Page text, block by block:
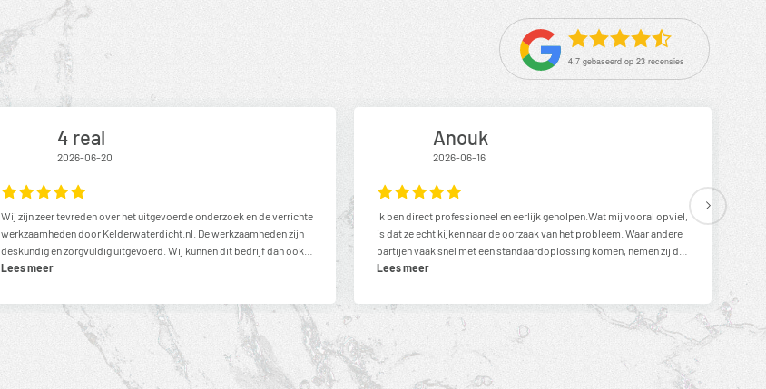
4.7 gebaseerd op 23 recensies
Wij zijn zeer tevreden over het uitgevoerde onderzoek en de verrichte
werkzaamheden door Kelderwaterdicht.nl. De werkzaamheden zijn
deskundig en zorgvuldig uitgevoerd. Wij kunnen dit bedrijf dan ook
van harte aanbevelen.Met vriendelijke groet,Cloe livia,
Lees meer
4 real
2026-06-20
Ik ben direct professioneel en eerlijk geholpen.Wat mij vooral opviel,
is dat ze echt kijken naar de oorzaak van het probleem. Waar andere
partijen vaak snel met een standaardoplossing komen, nemen zij de
tijd voor een gedegen analyse en denken ze mee richting een
vertrouwen in hun aanpak.Zeker een aanrader bij vocht- of
lekkageproblemen!
Lees meer
Anouk
2026-06-16